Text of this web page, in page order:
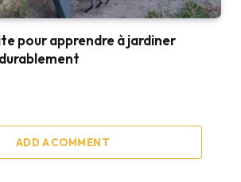
pour apprendre à jardiner
ADD A COMMENT